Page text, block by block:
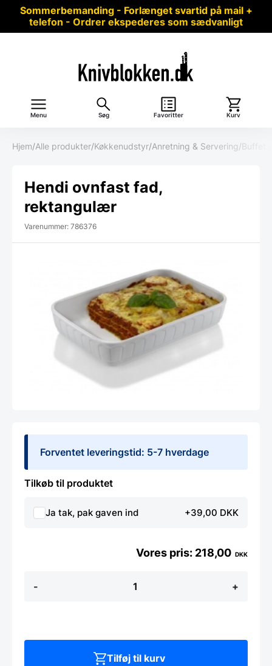
Sommerbemanding - Forlænget svartid på mail +
telefon - Ordrer ekspederes som sædvanligt
Menu Søg Favoritter Kurv
Hjem/Alle produkter/Køkkenudstyr/Anretning & Servering/Buffet.
Hendi ovnfast fad,
rektangulær
Varenummer: 786376
Forventet leveringstid: 5-7 hverdage
Tilkøb til produktet
Ja tak, pak gaven ind +39,00 DKK
-
ovnfast
+
218,00 DKK
Tilføj til kurv